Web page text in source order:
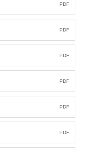
PDF
PDF
PDF
PDF
PDF
PDF